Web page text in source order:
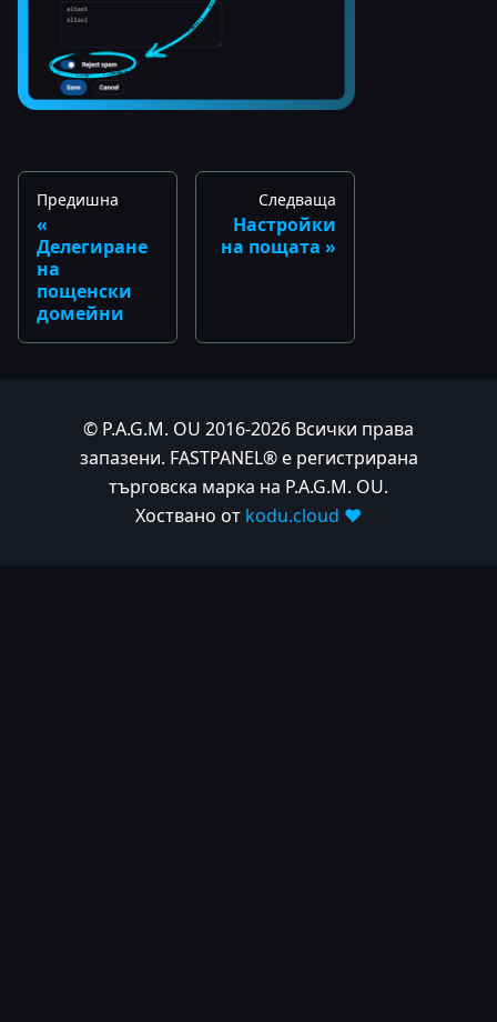
Предишна
Делегиране
на
пощенски
домейни
Следваща
Настройки
на пощата
© P.A.G.M. OU 2016-2026 Всички права
запазени. FASTPANEL® е регистрирана
търговска марка на P.A.G.M. OU.
Хоствано от kodu.cloud ❤️